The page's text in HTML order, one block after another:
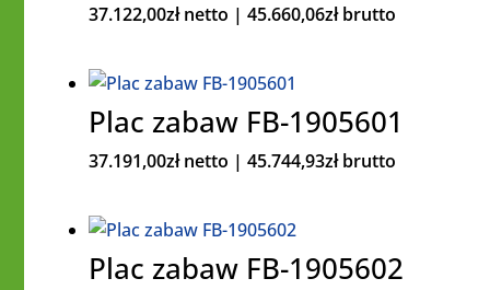
37.122,00zł netto | 45.660,06złbrutto
Plac zabaw FB-1905601
37.191,00zł netto | 45.744,93złbrutto
Plac zabaw FB-1905602